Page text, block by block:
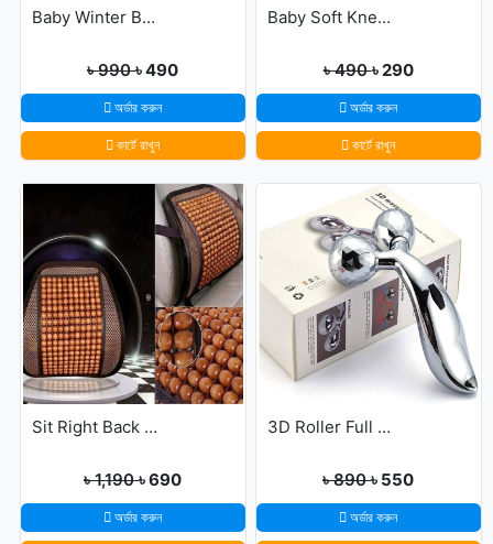
Baby Winter Blanket Winter Protection Worm Baby Care Blanket For ( 0-1year Babies )
৳ 990৳ 490
অর্ডার করুন
কার্টে রাখুন
Baby Soft Knee Pads for Safety - Multicolor
৳ 490৳ 290
অর্ডার করুন
কার্টে রাখুন
Sit Right Back Support For Any Kind Of Chair High Quality
৳ 1,190৳ 690
অর্ডার করুন
3D Roller Full Body Massager
৳ 890৳ 550
অর্ডার করুন